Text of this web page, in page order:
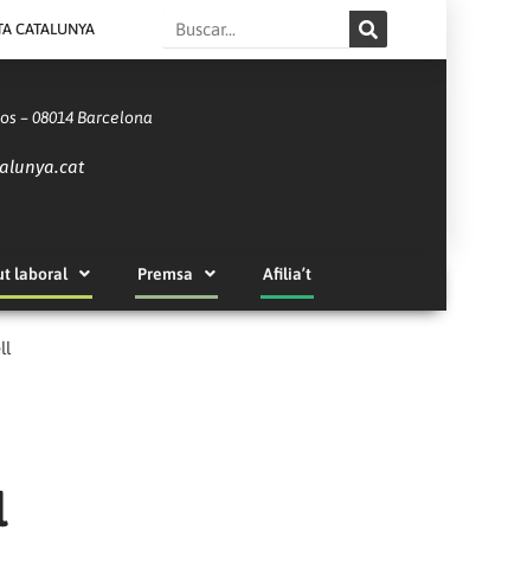
CATALUNYA Search
– 08014 Barcelona
laboral Premsa Afilia’t